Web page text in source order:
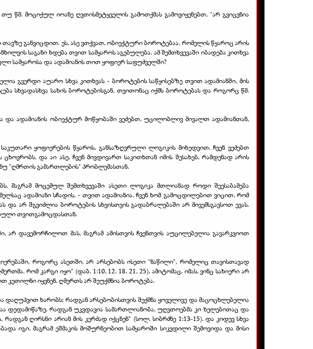
მოციქულ იოანე ღვთისმეტყველის გამოთქმას გამოვიყენებთ, "არ გვიცვნია
განვიცდით. ეს, ასე ვთქვათ, ობიექტური ბოროტებაა, რომელის წყაროც არის
საგანი ხდება თვით სამყაროს აგებულება. ამ შემთხვევაში იბადება კითხვა
სამყაროსა და ადამიანის თით ყოფიერ საფუძველში?
გვერდი აუარო სხვა კითხვას - ბოროტების საწყისებზე თვით ადამიანში, მის
სხვადასხვა სახის ბოროტებისგან, თვითონაც იქმს ბოროტებას და როგორც წმ.
ადამიანის ობიექტურ მოწყობაში ვეძებთ, უცილობლივ მივალთ ადამიანთან,
ყოფიერების წყაროს. განსაზღვრული ლოგიკის მიხედვით, ჩვენ ვეძებთ
და აი ასე, ჩვენ მივდივართ საკითხთან იმის შესახებ, რამდენად არის
"ღმრთის გამართლების" პრობლემასთან.
მაგრამ მოცემულ შემთხვევაში ასეთი ლოგიკა მთლიანად როდი შეესაბამება
ადამიანი სჩადის, - თვით ადამიანია. ჩვენ ხომ გამოცდილებით ვიცით, რომ
არ შგვიძლია ბოროტების სხვისთვის გადაბრალებაში არ მივემსგავსოთ ევას.
თვითგამოცდასთან.
დავემორჩილოთ მას. მაგრამ ამისთვის ჩვენთვის აუცილებელია გავარკვიოთ
როგორც ასეთში, არ არსებობს ისეთი "ნაწილი", რომელიც თავისთავად
რომ კარგი იყო" (დაბ. 1:10, 12, 18, 21, 25), ამიტომაც, იმას, ვინც სახიერი არ
კეთილნი იყვნენ. ღმერთს არ შეუქმნია ბოროტება.
ხარობს; რადგან არსებობისთვის შექმნა ყოველივე და მაცოცხლებელია
დედამიწაზე. რადგან უკვდავია სამართლიანობა, უღვთოებმა კი ხელებითაც და
ღირსნი არიან მის კერძად იქცნენ" (სოლ. სიბრძნე 1:13-15). და კიდევ სხვა
იგი, მაგრამ ეშმაკის მოშურნეობით სამყაროში სიკვდილი შემოვიდა და მისი